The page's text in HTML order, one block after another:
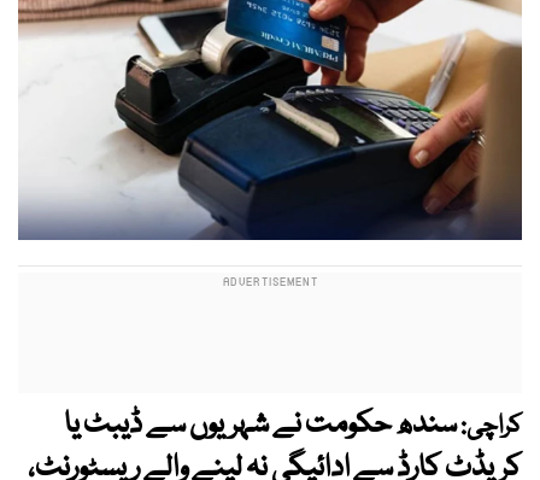
کراچی:سندھ حکومت نے شہریوں سے ڈیبٹ یا
کریڈٹ کارڈ سے ادائیگی نہ لینے والے ریسٹورنٹ،